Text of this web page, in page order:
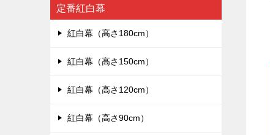
定番紅白幕
紅白幕（高さ180cm）
紅白幕（高さ150cm）
紅白幕（高さ120cm）
紅白幕（高さ90cm）